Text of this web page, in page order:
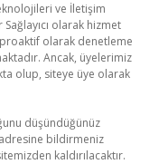
ve İletişim
olarak hizmet
olarak denetleme
Ancak, üyelerimiz
olup, siteye üye olarak
düşündüğünüz
adresine bildirmeniz
kaldırılacaktır.